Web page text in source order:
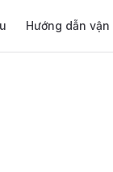
Hướng dẫn